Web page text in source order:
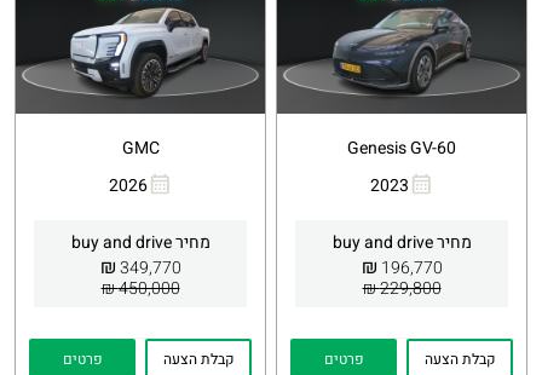
Genesis GV-60
2023
מחיר buy and drive
196,770
₪
229,800 ₪
Whatsapp
קבלת הצעה פרטים
GMC
2026
מחיר buy and drive
349,770
₪
450,000 ₪
Whatsapp
קבלת הצעה פרטים